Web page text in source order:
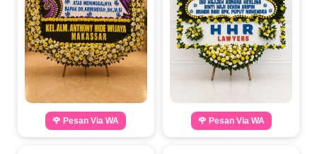
🌹 Pesan Via WA 🌹 Pesan Via WA